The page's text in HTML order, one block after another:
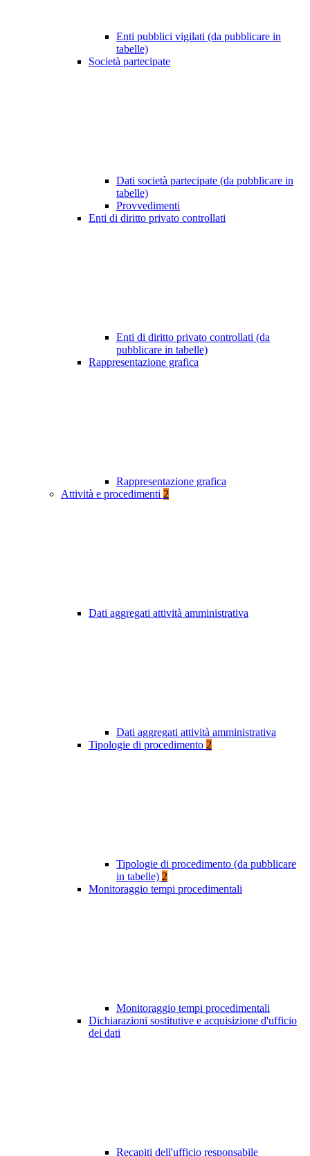
Enti pubblici vigilati (da pubblicare in
tabelle)
Società partecipate
Dati società partecipate (da pubblicare in
tabelle)
Provvedimenti
Enti di diritto privato controllati
Enti di diritto privato controllati (da
pubblicare in tabelle)
Rappresentazione grafica
Rappresentazione grafica
Attività e procedimenti 2
Dati aggregati attività amministrativa
Dati aggregati attività amministrativa
Tipologie di procedimento 2
Tipologie di procedimento (da pubblicare
in tabelle) 2
Monitoraggio tempi procedimentali
Monitoraggio tempi procedimentali
Dichiarazioni sostitutive e acquisizione d'ufficio
dei dati
Recapiti dell'ufficio responsabile